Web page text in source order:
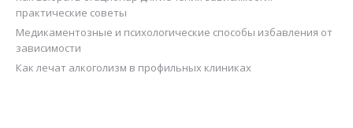
практические советы
Медикаментозные и психологические способы избавления от
зависимости
Как лечат алкоголизм в профильных клиниках